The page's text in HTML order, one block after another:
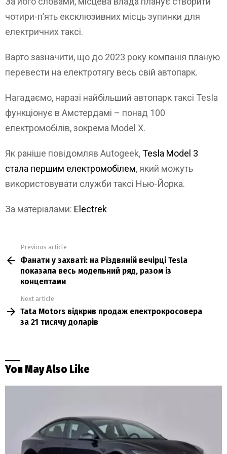
чотири-п’ять ексклюзивних місць зупинки для
електричних таксі.
Варто зазначити, що до 2023 року компанія планую
перевести на електротягу весь свій автопарк.
Нагадаємо, наразі найбільший автопарк таксі Tesla
функціонує в Амстердамі – понад 100
електромобілів, зокрема Model X.
Як раніше повідомляв Autogeek,Tesla Model 3
стала першим електромобілем, який можуть
використовувати служби таксі Нью-Йорка.
За матеріалами: Electrek
more
Previous article
Фанати у захваті: на Різдвяній вечірці Tesla
показала весь модельний ряд, разом із
концептами
Next article
Tata Motors відкрив продаж електрокросовера
за 21 тисячу доларів
You May Also Like